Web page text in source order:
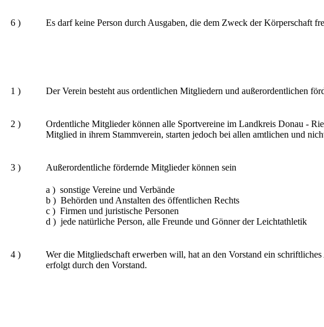
6 ) Es darf keine Person durch Ausgaben, die dem Zweck der Körperschaft
1 ) Der Verein besteht aus ordentlichen Mitgliedern und außerordentlichen
2 )
Ordentliche Mitglieder können alle Sportvereine im Landkreis Donau -
Mitglied in ihrem Stammverein, starten jedoch bei allen amtlichen und
3 ) Außerordentliche fördernde Mitglieder können sein
a ) sonstige Vereine und Verbände
b ) Behörden und Anstalten des öffentlichen Rechts
c ) Firmen und juristische Personen
d ) jede natürliche Person, alle Freunde und Gönner der Leichtathletik
4 )
Wer die Mitgliedschaft erwerben will, hat an den Vorstand ein
erfolgt durch den Vorstand.